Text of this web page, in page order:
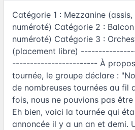
Catégorie 1 : Mezzanine
numéroté) Catégorie 2 :
numéroté) Catégorie 3 :
(placement libre)
------------------------ À propos
tournée, le groupe déclare :
de nombreuses tournées au fil
fois, nous ne pouvions pas
Eh bien, voici la tournée qui
annoncée il y a un an et demi.